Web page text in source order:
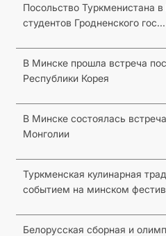
Посольство Туркменистана
студентов Гродненского гос...
В Минске прошла встреча
Республики Корея
В Минске состоялась
Монголии
Туркменская кулинарная
событием на минском
Белорусская сборная и